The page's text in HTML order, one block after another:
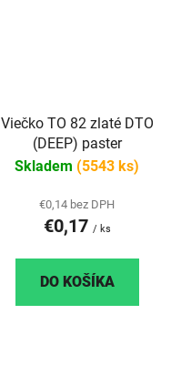
Viečko TO 82 zlaté DTO
(DEEP) paster
Skladem (5543 ks)
€0,14 bez DPH
€0,17 / ks
DO KOŠÍKA